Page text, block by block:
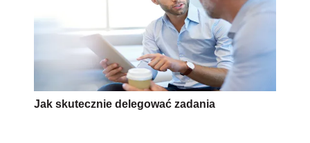
Jak skutecznie delegować zadania